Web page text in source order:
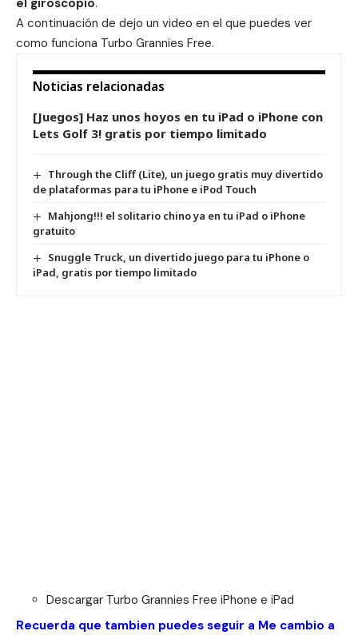
el giroscopio.
A continuación de dejo un video en el que puedes ver
como funciona Turbo Grannies Free.
Noticias relacionadas
[Juegos] Haz unos hoyos en tu iPad o iPhone con
Lets Golf 3! gratis por tiempo limitado
Through the Cliff (Lite), un juego gratis muy divertido
de plataformas para tu iPhone e iPod Touch
Mahjong!!! el solitario chino ya en tu iPad o iPhone
gratuito
Snuggle Truck, un divertido juego para tu iPhone o
iPad, gratis por tiempo limitado
Descargar Turbo Grannies Free iPhone e iPad
Recuerda que tambien puedes seguir a Me cambio a